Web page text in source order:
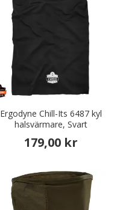
Ergodyne Chill-Its 6487 kyl
halsvärmare, Svart
179,00 kr